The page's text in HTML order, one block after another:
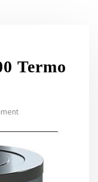
Termo